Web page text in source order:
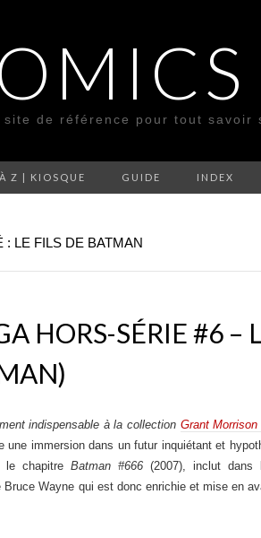
site de référence pour tout savoir
Z | KIOSQUE GUIDE INDEX
: LE FILS DE BATMAN
HORS-SÉRIE #6
indispensable à la collection Grant
une immersion dans un futur inquiétant et
le chapitreBatman #666 (2007), inclut dans
Wayne qui est donc enrichie et mise en